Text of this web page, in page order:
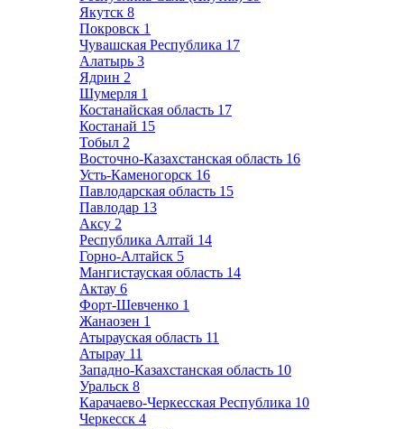
Якутск 8
Покровск 1
Чувашская Республика 17
Алатырь 3
Ядрин 2
Шумерля 1
Костанайская область 17
Костанай 15
Тобыл 2
Восточно-Казахстанская область 16
Усть-Каменогорск 16
Павлодарская область 15
Павлодар 13
Аксу 2
Республика Алтай 14
Горно-Алтайск 5
Мангистауская область 14
Актау 6
Форт-Шевченко 1
Жанаозен 1
Атырауская область 11
Атырау 11
Западно-Казахстанская область 10
Уральск 8
Карачаево-Черкесская Республика 10
Черкесск 4